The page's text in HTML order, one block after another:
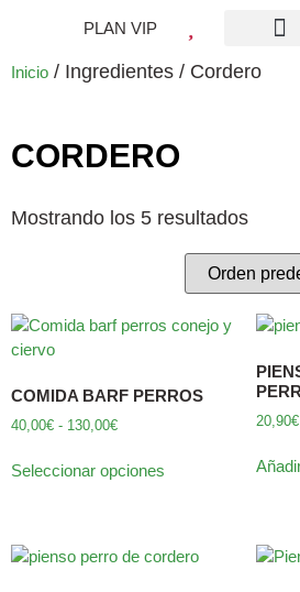
PLAN VIP
Inicio / Ingredientes / Cordero
CORDERO
Mostrando los 5 resultados
COMIDA BARF PERROS
40,00€ - 130,00€
Seleccionar opciones
20,90€